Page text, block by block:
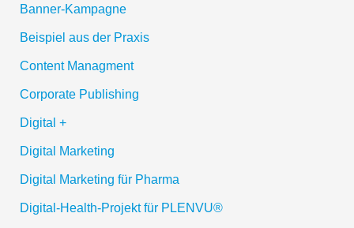
Banner-Kampagne
Beispiel aus der Praxis
Content Managment
Corporate Publishing
Digital +
Digital Marketing
Digital Marketing für Pharma
Digital-Health-Projekt für PLENVU®